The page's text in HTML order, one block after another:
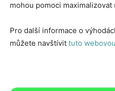
mohou pomoci
Pro další informace o
můžete navštívit tuto